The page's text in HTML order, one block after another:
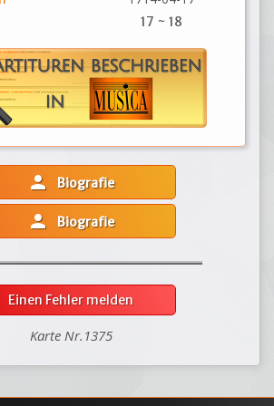
17 ~ 18
person Biografie
person Biografie
Einen Fehler melden
Karte Nr.1375